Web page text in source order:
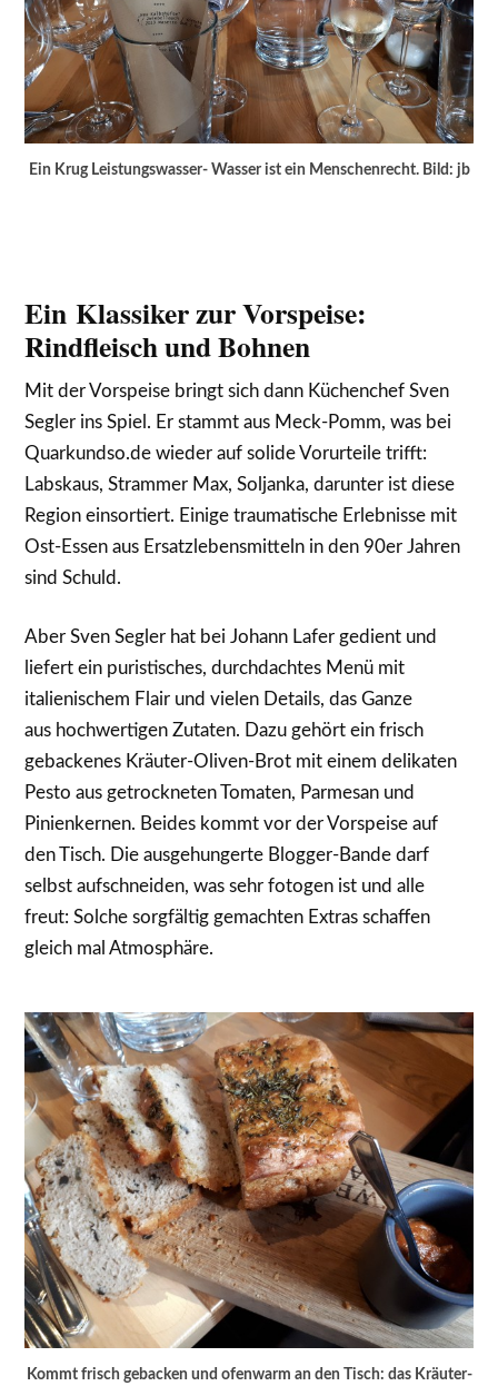
Ein Krug Leistungswasser- Wasser ist ein Menschenrecht. Bild: jb
Ein Klassiker zur Vorspeise:
Rindfleisch und Bohnen
Mit der Vorspeise bringt sich dann Küchenchef Sven
Segler ins Spiel. Er stammt aus Meck-Pomm, was bei
Quarkundso.de wieder auf solide Vorurteile trifft:
Labskaus, Strammer Max, Soljanka, darunter ist diese
Region einsortiert. Einige traumatische Erlebnisse mit
Ost-Essen aus Ersatzlebensmitteln in den 90er Jahren
sind Schuld.
Aber Sven Segler hat bei Johann Lafer gedient und
liefert ein puristisches, durchdachtes Menü mit
italienischem Flair und vielen Details, das Ganze
aus hochwertigen Zutaten. Dazu gehört ein frisch
gebackenes Kräuter-Oliven-Brot mit einem delikaten
Pesto aus getrockneten Tomaten, Parmesan und
Pinienkernen. Beides kommt vor der Vorspeise auf
den Tisch. Die ausgehungerte Blogger-Bande darf
selbst aufschneiden, was sehr fotogen ist und alle
freut: Solche sorgfältig gemachten Extras schaffen
gleich mal Atmosphäre.
Kommt frisch gebacken und ofenwarm an den Tisch: das Kräuter-